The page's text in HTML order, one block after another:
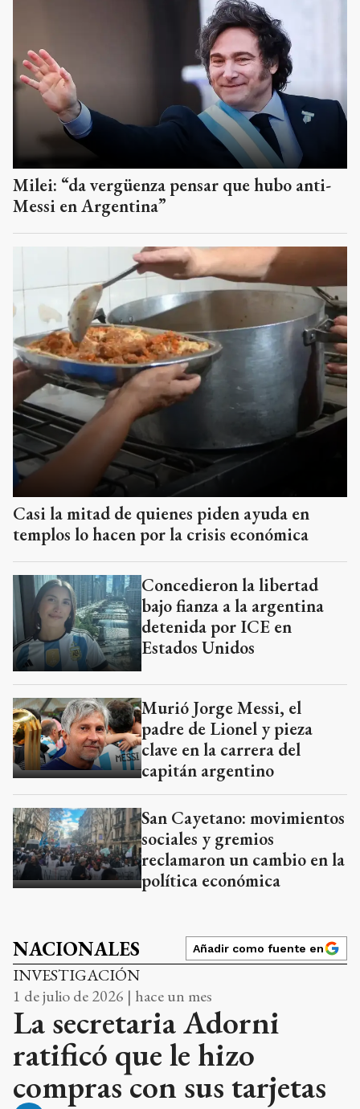
Milei: “da vergüenza pensar que hubo anti-
Messi en Argentina”
Casi la mitad de quienes piden ayuda en
templos lo hacen por la crisis económica
Concedieron la libertad
bajo fianza a la argentina
detenida por ICE en
Estados Unidos
Murió Jorge Messi, el
padre de Lionel y pieza
clave en la carrera del
capitán argentino
San Cayetano: movimientos
sociales y gremios
reclamaron un cambio en la
política económica
NACIONALES Añadir como fuente en
INVESTIGACIÓN
1 de julio de 2026 | hace un mes
La secretaria Adorni
ratificó que le hizo
compras con sus tarjetas